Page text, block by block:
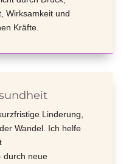
Wirksamkeit und
Kräfte.
Linderung,
Wandel. Ich helfe
durch neue